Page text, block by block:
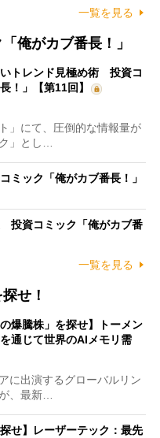
一覧を見る
俺がカブ番長！」
いトレンド見極め術 投資コ
！」【第11回】
」にて、圧倒的な情報量が
」とし…
ック「俺がカブ番長！」
投資コミック「俺がカブ番
一覧を見る
せ！
爆騰株」を探せ】トーメン
通じて世界のAIメモリ需
に出演するグローバルリン
、最新…
せ】レーザーテック：最先